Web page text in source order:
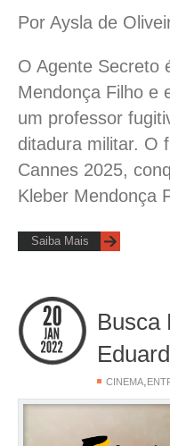
Por Aysla de
O Agente Secreto
Mendonça Filho e
um professor
ditadura militar. O
Cannes 2025,
Kleber Mendonça
Saiba Mais
Busca
CINEMA,